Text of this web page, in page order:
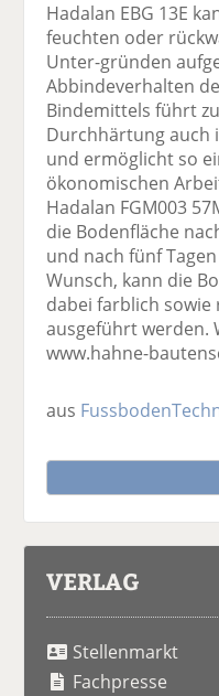
Hadalan EBG 13E
feuchten oder
Unter-gründen
Abbindeverhalten
Bindemittels führt
Durchhärtung auch
und ermöglicht so
ökonomischen
Hadalan FGM003
die Bodenfläche
und nach fünf
Wunsch, kann die
dabei farblich
ausgeführt werden.
www.hahne-
aus
VERLAG
Stellenmarkt
Fachpresse